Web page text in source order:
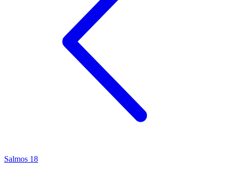
Salmos 18